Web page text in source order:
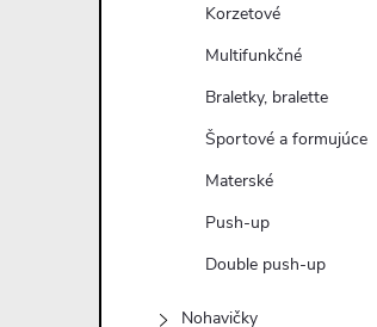
Korzetové
Multifunkčné
Braletky, bralette
Športové a formujúce
Materské
Push-up
Double push-up
Nohavičky